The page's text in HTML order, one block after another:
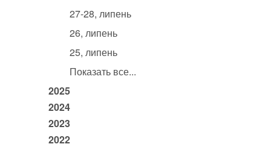
27-28, липень
26, липень
25, липень
Показать все...
2025
2024
2023
2022